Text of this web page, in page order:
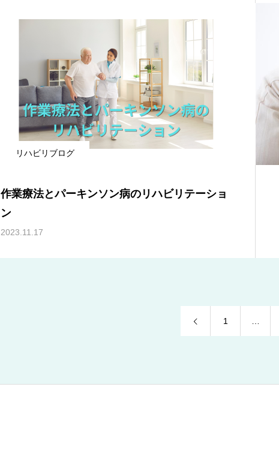
リハビリブログ
作業療法とパーキンソン病のリハビリテーショ
ン
2023.11.17
1